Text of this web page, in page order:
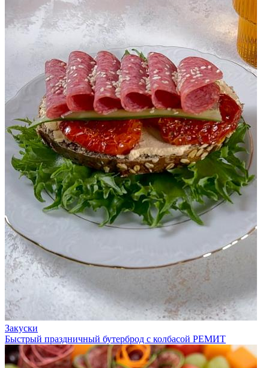
Закуски
Быстрый праздничный бутерброд с колбасой РЕМИТ